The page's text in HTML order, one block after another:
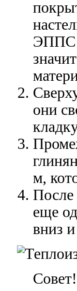
ЭППС
они
м,
еще
вниз